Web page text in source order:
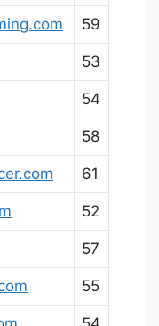
59
53
54
58
61
52
57
55